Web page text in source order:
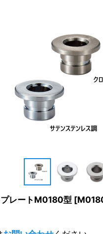
レートM0180型 [